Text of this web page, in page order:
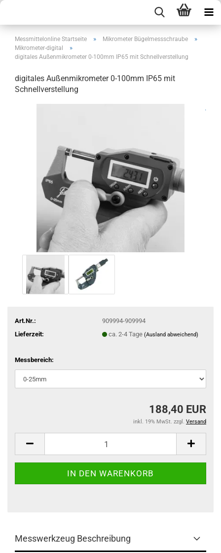
Messmittelonline Startseite » Mikrometer Bügelmessschraube »
Mikrometer-digital »
digitales Außenmikrometer 0-100mm IP65 mit Schnellverstellung
digitales Außenmikrometer 0-100mm IP65 mit
Schnellverstellung
.
Art.Nr.:
909994-909994
Lieferzeit:
ca. 2-4 Tage (Ausland abweichend)
Messbereich:
188,40 EUR
inkl. 19% MwSt. zzgl. Versand
Messwerkzeug Beschreibung